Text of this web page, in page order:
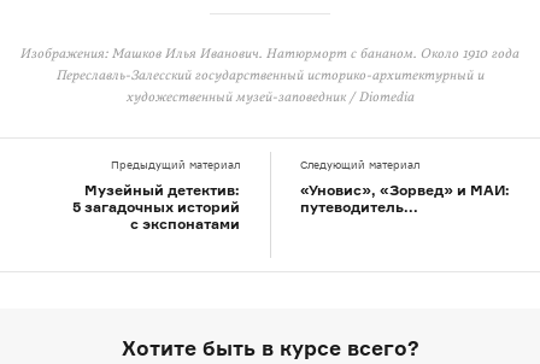
Изображения: Машков Илья Иванович. Натюрморт с бананом. Около 1910 года
Переславль-Залесский государственный историко-архитектурный и
художественный музей-заповедник / Diomedia
Предыдущий материал
Музейный детектив:
5 загадочных историй
с экспонатами
Следующий материал
«Уновис», «Зорвед» и МАИ:
путеводитель...
Хотите быть в курсе всего?